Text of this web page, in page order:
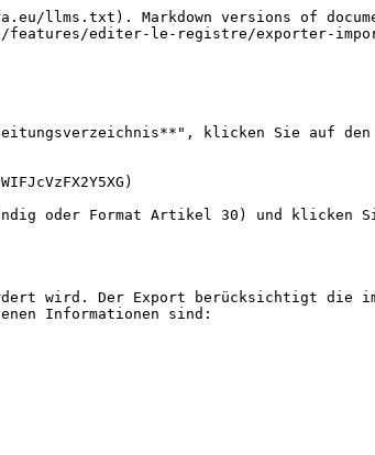
llms.txt). Markdown versions of
features/editer-le-registre/exporter-
klicken Sie auf
oder Format Artikel 30) und
wird. Der Export berücksichtigt die im
Informationen sind: